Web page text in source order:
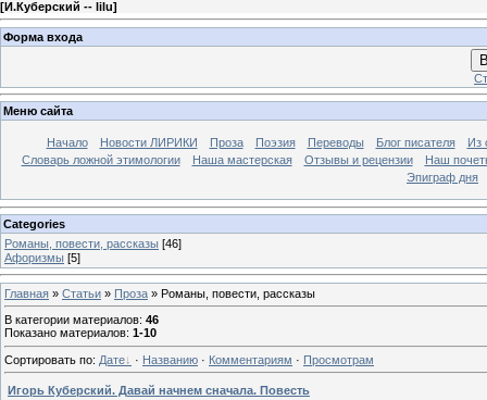
[И.Куберский -- lilu]
Форма входа
Меню сайта
Начало Новости ЛИРИКИ Проза Поэзия Переводы Блог писателя
Из
Словарь ложной этимологии
Наша мастерская Отзывы и рецензии
Наш
Эпиграф дня
Categories
Романы, повести, рассказы [46]
Афоризмы [5]
Главная » Статьи » Проза » Романы, повести, рассказы
В категории материалов: 46
Показано материалов: 1-10
Сортировать по: Дате · Названию · Комментариям · Просмотрам
Игорь Куберский. Давай начнем сначала. Повесть